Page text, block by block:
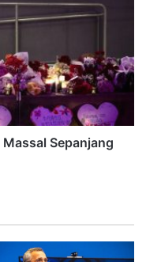
Sepanjang